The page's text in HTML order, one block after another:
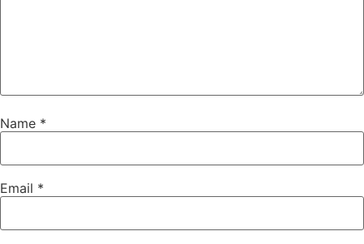
Name *
Email *